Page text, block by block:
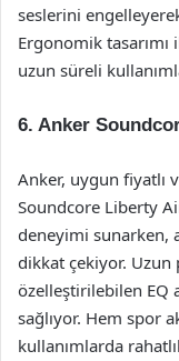
seslerini
Ergonomik tasarımı
uzun süreli
6. Anker
Anker, uygun fiyatlı
Soundcore Liberty
deneyimi sunarken,
dikkat çekiyor.
özelleştirilebilen EQ
sağlıyor. Hem spor
kullanımlarda